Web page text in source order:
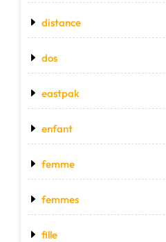
distance
dos
eastpak
enfant
femme
femmes
fille